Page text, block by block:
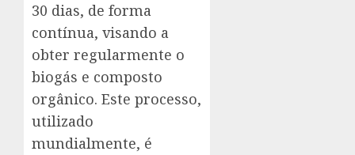
30 dias, de forma
contínua, visando a
obter regularmente o
biogás e composto
orgânico. Este processo,
utilizado
mundialmente, é